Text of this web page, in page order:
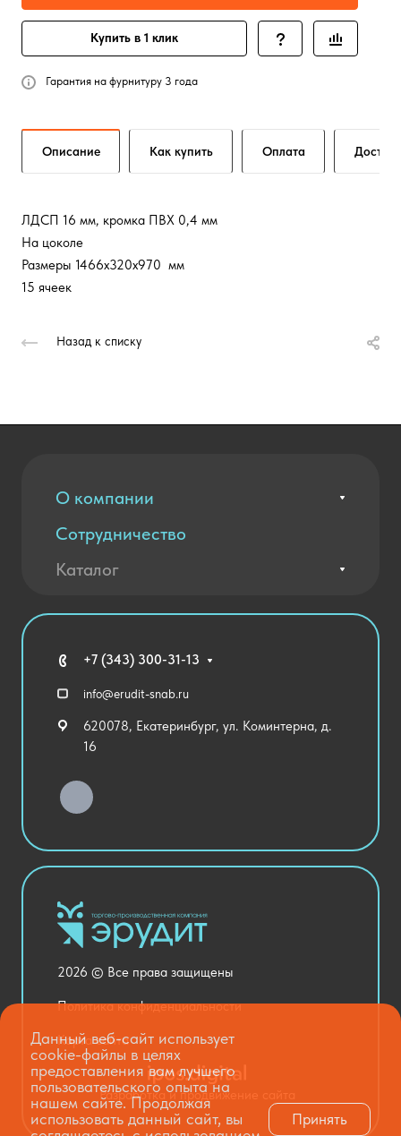
Купить в 1 клик
Гарантия на фурнитуру 3 года
Описание Как купить Оплата
ЛДСП 16 мм, кромка ПВХ 0,4 мм
На цоколе
Размеры 1466х320х970 мм
15 ячеек
Назад к списку
О компании
Вакансии
Контакты
Благодарственные письма
Сотрудничество
Оплата и доставка
Каталог
Технические средства обучения
Спортивный зал
Уличное оборудование
Хозяйственные Товары
Столовая и пищеблок
Оснащение кабинетов
Медицинский кабинет
Национальные проекты
+7 (343) 300-31-13
info@erudit-snab.ru
620078, Екатеринбург, ул. Коминтерна, д.
16
2026 © Все права защищены
Политика конфиденциальности
Карта сайта
Разработка и продвижение сайта
Данный веб-сайт использует
cookie-файлы в целях
предоставления вам лучшего
пользовательского опыта на
нашем сайте. Продолжая
использовать данный сайт, вы
Принять